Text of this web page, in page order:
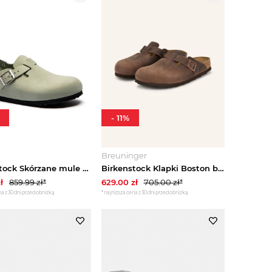
Birkenstock Skórzane mule Tokio II | narrow fit zielony
859.99zł*
z 30 dni przed obniżką
Breuninger
Birkenstock Klapki Boston braun CIEMNOBRĄZOWY
629.00zł 705.00zł*
*najniższa cena z 30 dni przed obniżką
- 11%